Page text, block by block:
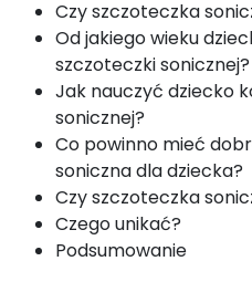
Czy szczoteczka
Od jakiego wieku
szczoteczki sonicznej?
Jak nauczyć dziecko
sonicznej?
Co powinno mieć
soniczna dla dziecka?
Czy szczoteczka
Czego unikać?
Podsumowanie